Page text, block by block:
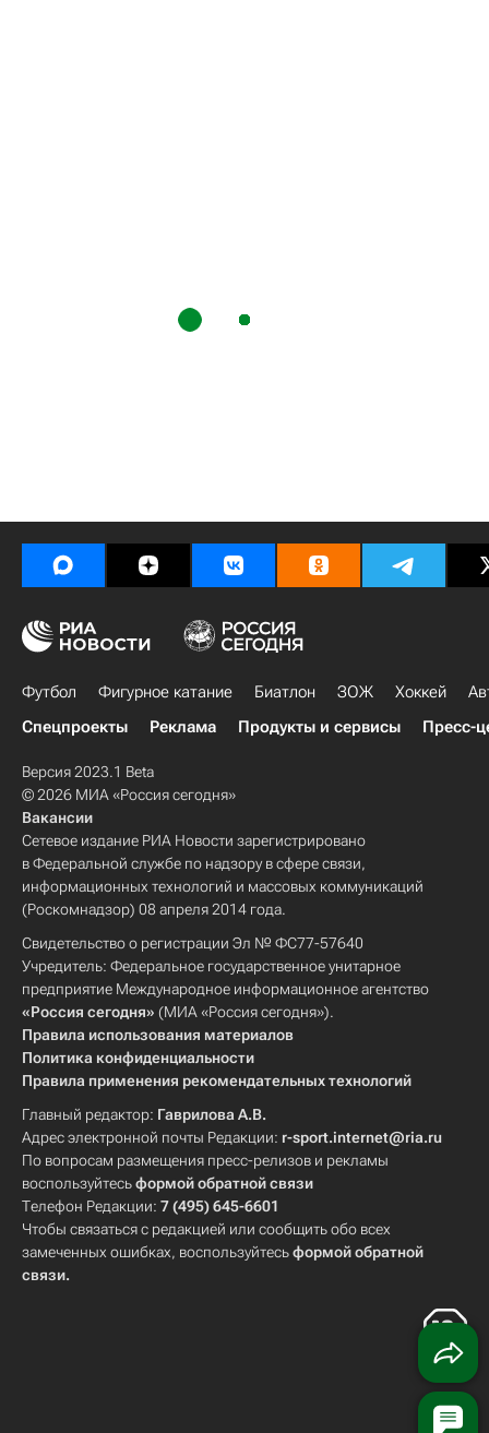
Футбол Фигурное катание Биатлон ЗОЖ Хоккей
Спецпроекты
Реклама Продукты и сервисы Пресс-
Версия 2023.1 Beta
© 2026 МИА «Россия сегодня»
Вакансии
Сетевое издание РИА Новости зарегистрировано
в Федеральной службе по надзору в сфере связи,
информационных технологий и массовых коммуникаций
(Роскомнадзор) 08 апреля 2014 года.
Свидетельство о регистрации Эл № ФС77-57640
Учредитель: Федеральное государственное унитарное
предприятие Международное информационное агентство
«Россия сегодня» (МИА «Россия сегодня»).
Правила использования материалов
Политика конфиденциальности
Правила применения рекомендательных технологий
Главный редактор: Гаврилова А.В.
Адрес электронной почты Редакции: r-sport.internet@ria.ru
По вопросам размещения пресс-релизов и рекламы
воспользуйтесьформой обратной связи
Телефон Редакции: 7 (495) 645-6601
Чтобы связаться с редакцией или сообщить обо всех
замеченных ошибках, воспользуйтесьформой обратной
связи.